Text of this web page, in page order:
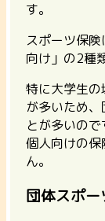
す。
スポーツ保
向け」 の2種
特に大学生
が多いため
とが多いので
個人向けの
ん。
団体スポ